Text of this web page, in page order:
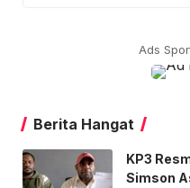
Ads
Berita Hangat
KP3
Simson